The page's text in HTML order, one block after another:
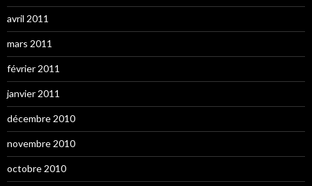
avril 2011
mars 2011
février 2011
janvier 2011
décembre 2010
novembre 2010
octobre 2010